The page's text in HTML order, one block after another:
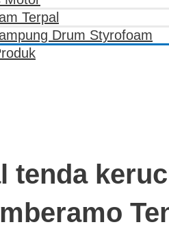
Terpal
Drum Styrofoam
tenda